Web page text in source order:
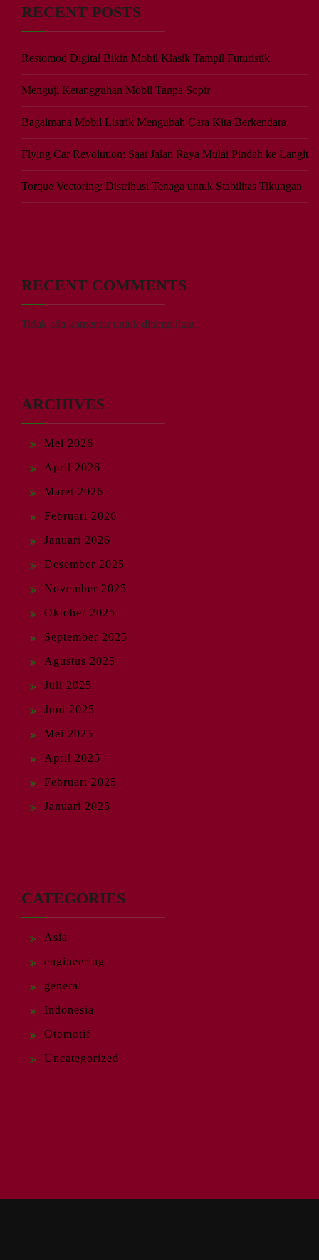
RECENT POSTS
Restomod Digital Bikin Mobil Klasik Tampil Futuristik
Menguji Ketangguhan Mobil Tanpa Sopir
Bagaimana Mobil Listrik Mengubah Cara Kita Berkendara.
Flying Car Revolution: Saat Jalan Raya Mulai Pindah ke Langit
Torque Vectoring: Distribusi Tenaga untuk Stabilitas Tikungan
RECENT COMMENTS
Tidak ada komentar untuk ditampilkan.
ARCHIVES
Mei 2026
April 2026
Maret 2026
Februari 2026
Januari 2026
Desember 2025
November 2025
Oktober 2025
September 2025
Agustus 2025
Juli 2025
Juni 2025
Mei 2025
April 2025
Februari 2025
Januari 2025
CATEGORIES
Asia
engineering
general
Indonesia
Otomotif
Uncategorized